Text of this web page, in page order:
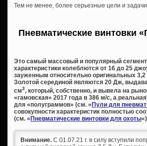
Тем не менее, более серьезные цели и
Пневматические винтовки
Это самый массовый и популярный
характеристики колеблются от 16 до 25
зауженным относительно оригинальных
Золотой серединой являются 20 Дж,
см3, который, собственно, и вывела на
«гамовская» 2017 года в 386 м/с, а
для «полуграммов» (см. « Пули для
совокупности характеристик полностью
(см. « Пневматические винтовки для охоты
Внимание. С 01.07.21 г. в силу вступили